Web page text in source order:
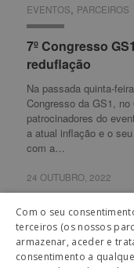
EVENTOS, PARCEIROS
7º Congresso
reduflação
Na passada quinta-
Congresso da GS1,
patrocinadores do
a atual inflação e o
com a…
24 OUTUBRO, 2022
EVENTOS PARCEIROS
7º Congresso
reduflação
24 OUTUBRO, 2022
Carregar mais artigos
Com o seu
terceiros (os nossos
armazenar, aceder e
consentimento a